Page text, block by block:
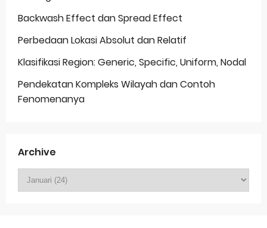
Backwash Effect dan Spread Effect
Perbedaan Lokasi Absolut dan Relatif
Klasifikasi Region: Generic, Specific, Uniform, Nodal
Pendekatan Kompleks Wilayah dan Contoh
Fenomenanya
Archive